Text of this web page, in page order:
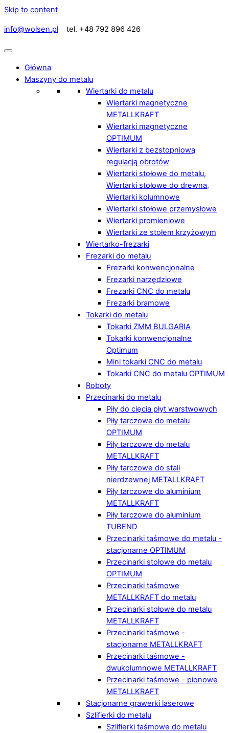
Skip to content
info@wolsen.pl tel. +48 792 896 426
Główna
Maszyny do metalu
Wiertarki do metalu
Wiertarki magnetyczne
METALLKRAFT
Wiertarki magnetyczne
OPTIMUM
Wiertarki z bezstopniową
regulacją obrotów
Wiertarki stołowe do metalu,
Wiertarki stołowe do drewna,
Wiertarki kolumnowe
Wiertarki stołowe przemysłowe
Wiertarki promieniowe
Wiertarki ze stołem krzyżowym
Wiertarko-frezarki
Frezarki do metalu
Frezarki konwencjonalne
Frezarki narzędziowe
Frezarki CNC do metalu
Frezarki bramowe
Tokarki do metalu
Tokarki ZMM BULGARIA
Tokarki konwencjonalne
Optimum
Mini tokarki CNC do metalu
Tokarki CNC do metalu OPTIMUM
Roboty
Przecinarki do metalu
Piły do cięcia płyt warstwowych
Piły tarczowe do metalu
OPTIMUM
Piły tarczowe do metalu
METALLKRAFT
Piły tarczowe do stali
nierdzewnej METALLKRAFT
Piły tarczowe do aluminium
METALLKRAFT
Piły tarczowe do aluminium
TUBEND
Przecinarki taśmowe do metalu -
stacjonarne OPTIMUM
Przecinarki stołowe do metalu
OPTIMUM
Przecinarki taśmowe
METALLKRAFT do metalu
Przecinarki stołowe do metalu
METALLKRAFT
Przecinarki taśmowe -
stacjonarne METALLKRAFT
Przecinarki taśmowe -
dwukolumnowe METALLKRAFT
Przecinarki taśmowe - pionowe
METALLKRAFT
Stacjonarne grawerki laserowe
Szlifierki do metalu
Szlifierki taśmowe do metalu